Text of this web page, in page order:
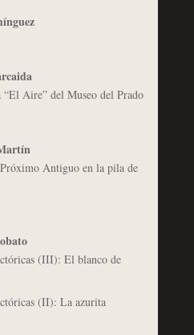
Aire” del Museo del Prado
Antiguo en la pila de
(III): El blanco de
(II): La azurita